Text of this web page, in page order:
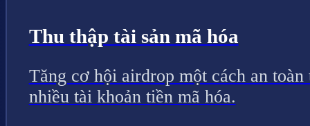
Thu thập tài sản mã hóa
Tăng cơ hội airdrop một cách an toàn
nhiều tài khoản tiền mã hóa.